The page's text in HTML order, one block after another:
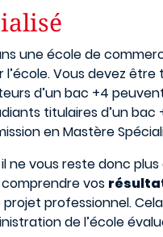
une école de
Vous devez
d’un bac +4
titulaires d’un
en Mastère
ne vous reste donc
vos
professionnel.
de l’école